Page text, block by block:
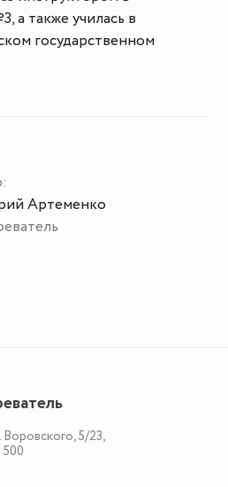
также училась в
государственном
Артеменко
Воровского, 5/23,